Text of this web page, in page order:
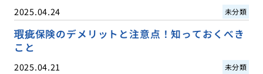
2025.04.24 未分類
瑕疵保険のデメリットと注意点！知っておくべき
こと
2025.04.21 未分類